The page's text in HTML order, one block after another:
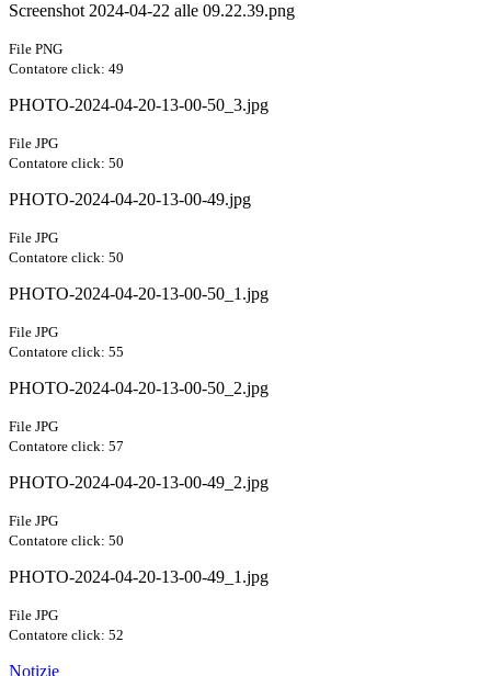
Screenshot 2024-04-22 alle 09.22.39.png
File PNG
Contatore click: 49
PHOTO-2024-04-20-13-00-50_3.jpg
File JPG
Contatore click: 50
PHOTO-2024-04-20-13-00-49.jpg
File JPG
Contatore click: 50
PHOTO-2024-04-20-13-00-50_1.jpg
File JPG
Contatore click: 55
PHOTO-2024-04-20-13-00-50_2.jpg
File JPG
Contatore click: 57
PHOTO-2024-04-20-13-00-49_2.jpg
File JPG
Contatore click: 50
PHOTO-2024-04-20-13-00-49_1.jpg
File JPG
Contatore click: 52
Notizie